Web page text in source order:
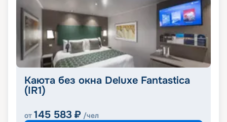
Каюта без окна Deluxe Fantastica
(IR1)
от 145 583 ₽ /чел